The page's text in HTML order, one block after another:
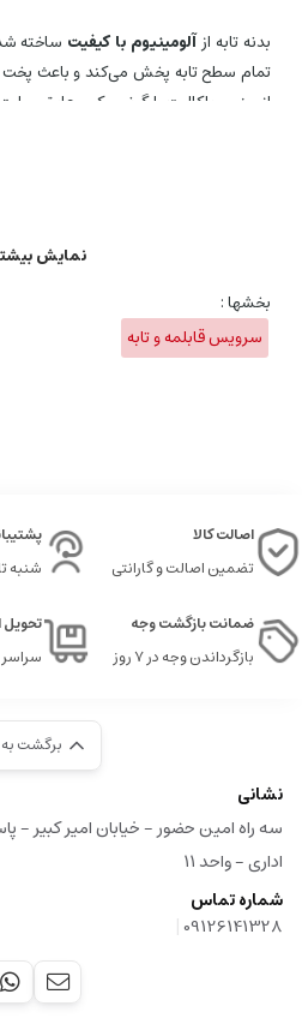
بدنه تابه ازآلومینیوم با کیفیت ساخته
تمام سطح تابه پخش می‌کند و باعث
از جنس باکالیت، ارگونومیک و عایق
نمایش
بخشها :
سرویس قابلمه و تابه
اصالت کالا
تضمین اصالت و گارانتی
پشتیبانی 24
شنبه
ضمانت بازگشت وجه
بازگرداندن وجه در ۷ روز
سراسر
برگشت به
نشانی
اداری - واحد ۱۱
شماره تماس
09126141328
|